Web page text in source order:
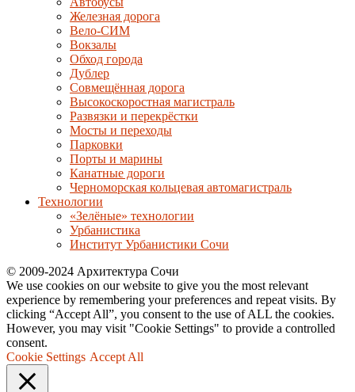
Железная дорога
Вело-СИМ
Вокзалы
Обход города
Дублер
Совмещённая дорога
Высокоскоростная магистраль
Развязки и перекрёстки
Мосты и переходы
Парковки
Порты и марины
Канатные дороги
Черноморская кольцевая автомагистраль
Технологии
«Зелёные» технологии
Урбанистика
Институт Урбанистики Сочи
© 2009-2024 Архитектура Сочи
We use cookies on our website to give you the most relevant
experience by remembering your preferences and repeat visits. By
clicking “Accept All”, you consent to the use of ALL the cookies.
However, you may visit "Cookie Settings" to provide a controlled
consent.
Cookie Settings Accept All